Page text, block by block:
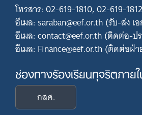
โทรสาร: 02-619-1810, 02-619-1812
อีเมล: saraban@eef.or.th (รับ-ส่ง เ
อีเมล: contact@eef.or.th (ติดต่อ-ป
อีเมล: Finance@eef.or.th (ติดต่อฝ่
ช่องทางร้องเรียนทุจริตภาย
กสศ.